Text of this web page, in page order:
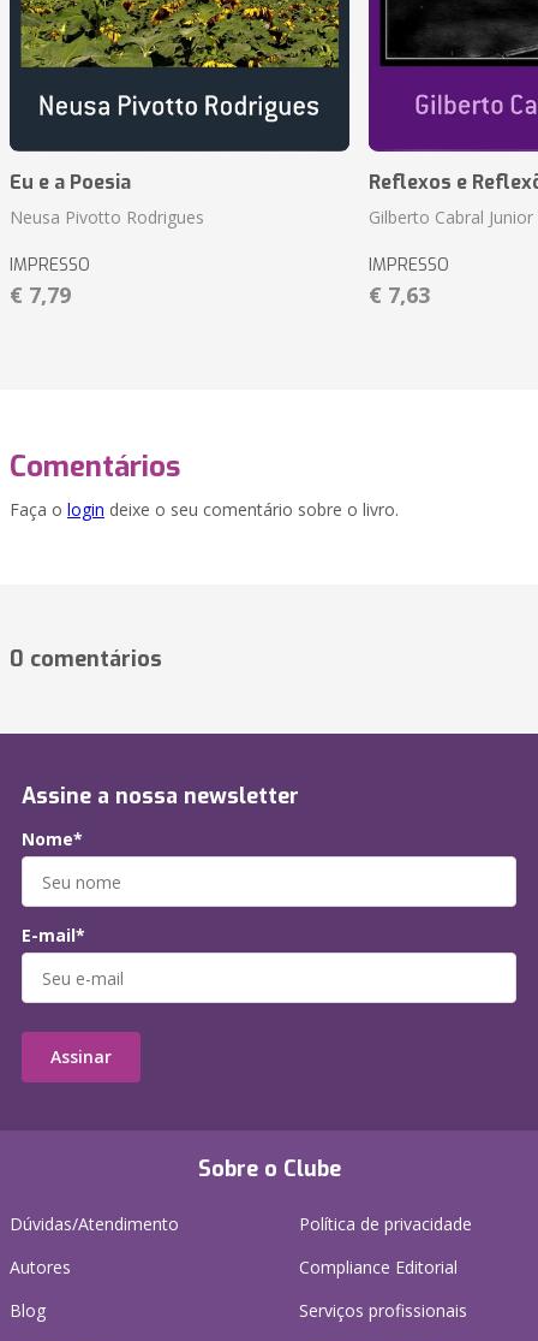
Eu e a Poesia
Neusa Pivotto Rodrigues
IMPRESSO
€ 7,79
Reflexos e
Gilberto Cabral Junior
IMPRESSO
€ 7,63
Comentários
Faça o login deixe o seu comentário sobre o livro.
0 comentários
Sobre o Clube
Dúvidas/Atendimento
Autores
Blog
Política de privacidade
Compliance Editorial
Serviços profissionais
Assine a nossa newsletter
Nome*
E-mail*
Assinar